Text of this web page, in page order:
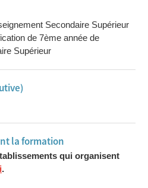
Secondaire Supérieur
de 7ème année de
Supérieur
la formation
qui organisent
.